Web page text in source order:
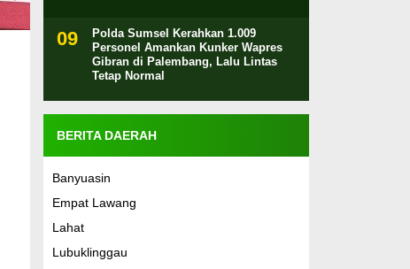
Polda Sumsel Kerahkan 1.009
Personel Amankan Kunker Wapres
Gibran di Palembang, Lalu Lintas
Tetap Normal
BERITA DAERAH
Banyuasin
Empat Lawang
Lahat
Lubuklinggau